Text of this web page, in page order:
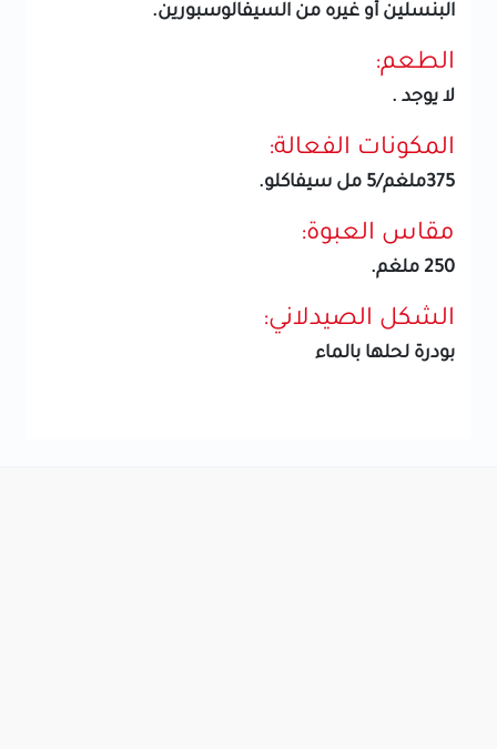
البنسلين أو غيره من السيفالوسبورين.
الطعم:
لا يوجد .
المكونات الفعالة:
375ملغم/5 مل سيفاكلو.
مقاس العبوة:
250 ملغم.
الشكل الصيدلاني:
بودرة لحلها بالماء